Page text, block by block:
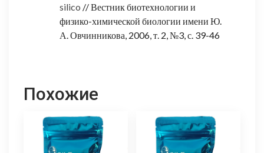
silico // Вестник биотехнологии и
физико-химической биологии имени Ю.
А. Овчинникова, 2006, т. 2, №3, с. 39-46
Похожие